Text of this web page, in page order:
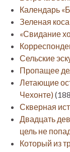
Календарь
Зеленая
«Свидание
Сельские
Пропащее
Летающие
Чехонте)
Скверная
Двадцать
цель не
Который из